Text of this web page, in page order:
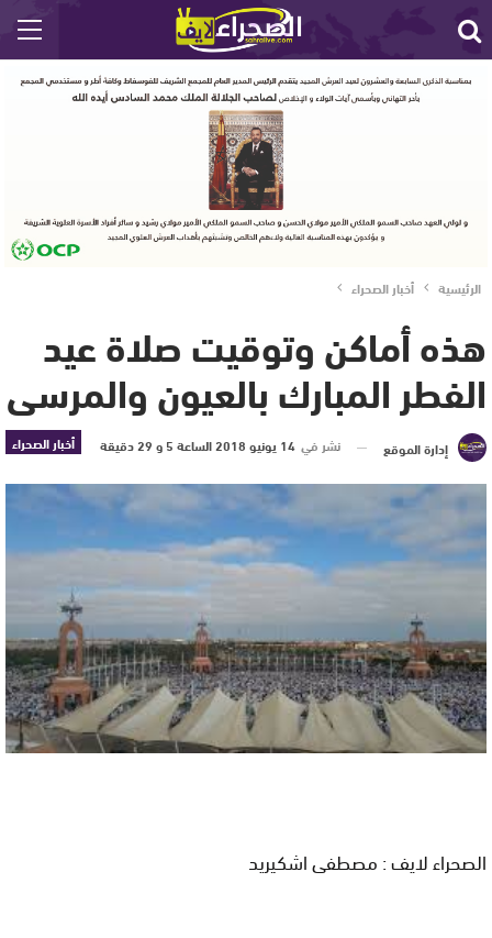
الرئيسية أخبار الصحراء
هذه أماكن وتوقيت صلاة عيد
الفطر المبارك بالعيون والمرسى
أخبار الصحراء إدارة الموقع نشر في 14 يونيو 2018 الساعة 5 و 29 دقيقة
الصحراء لايف : مصطفى اشكيريد